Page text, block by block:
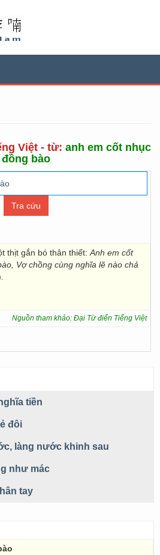
Việt - từ: anh em cốt nhục
đồng bào
thịt gắn bó thân thiết: Anh em cốt
Vợ chồng cùng nghĩa lẽ nào chả
Nguồn tham khảo: Đại Từ điển Tiếng Việt
tiền
đôi
làng nước khinh sau
như mác
tay